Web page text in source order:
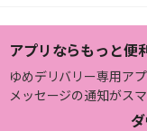
アプリならもっと便
ゆめデリバリー専用アプ
メッセージの通知がス